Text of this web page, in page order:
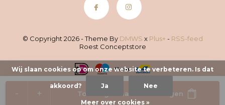
+
- Toevoegen aan winkelwagen
© Copyright 2026 - Theme By DMWS x Plus+ - RSS-feed
Roest Conceptstore
Wij slaan cookies op om onze website te verbeteren. Is dat
akkoord? Ja Nee
Meer over cookies »